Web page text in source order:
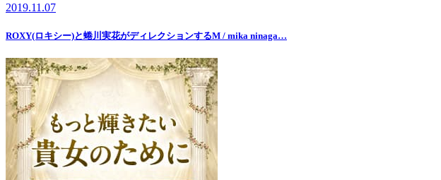
2019.11.07
ROXY(ロキシー)と蜷川実花がディレクションするM / mika ninaga…